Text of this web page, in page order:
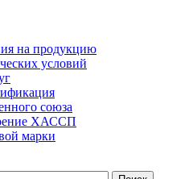
на продукцию
условий
союза
ХАССП
марки